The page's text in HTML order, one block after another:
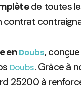
de toutes
contrat
enDoubs,
Doubs. Grâce à
25200 à